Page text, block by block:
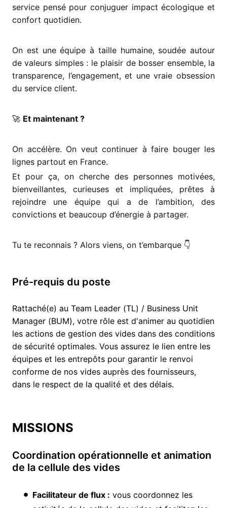
service pensé pour conjuguer impact écologique et
confort quotidien.
On est une équipe à taille humaine, soudée autour
de valeurs simples : le plaisir de bosser ensemble, la
transparence, l’engagement, et une vraie obsession
du service client.
🚀 Et maintenant ?
On accélère. On veut continuer à faire bouger les
lignes partout en France.
Et pour ça, on cherche des personnes motivées,
bienveillantes, curieuses et impliquées, prêtes à
rejoindre une équipe qui a de l’ambition, des
convictions et beaucoup d’énergie à partager.
Tu te reconnais ? Alors viens, on t’embarque 👇
Pré-requis du poste
Rattaché(e) au Team Leader (TL) / Business Unit
Manager (BUM), votre rôle est d'animer au quotidien
les actions de gestion des vides dans des conditions
de sécurité optimales. Vous assurez le lien entre les
équipes et les entrepôts pour garantir le renvoi
conforme de nos vides auprès des fournisseurs,
dans le respect de la qualité et des délais.
MISSIONS
Coordination opérationnelle et animation
de la cellule des vides
Facilitateur de flux : vous coordonnez les